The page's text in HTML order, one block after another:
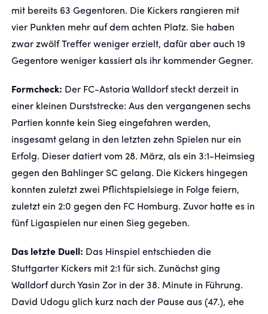
Präsentiert von
mit bereits 63 Gegentoren. Die Kickers rangieren mit
vier Punkten mehr auf dem achten Platz. Sie haben
zwar zwölf Treffer weniger erzielt, dafür aber auch 19
Gegentore weniger kassiert als ihr kommender Gegner.
Formcheck: Der FC-Astoria Walldorf steckt derzeit in
einer kleinen Durststrecke: Aus den vergangenen sechs
Partien konnte kein Sieg eingefahren werden,
insgesamt gelang in den letzten zehn Spielen nur ein
Erfolg. Dieser datiert vom 28. März, als ein 3:1-Heimsieg
gegen den Bahlinger SC gelang. Die Kickers hingegen
konnten zuletzt zwei Pflichtspielsiege in Folge feiern,
zuletzt ein 2:0 gegen den FC Homburg. Zuvor hatte es in
fünf Ligaspielen nur einen Sieg gegeben.
Das letzte Duell: Das Hinspiel entschieden die
Stuttgarter Kickers mit 2:1 für sich. Zunächst ging
Walldorf durch Yasin Zor in der 38. Minute in Führung.
David Udogu glich kurz nach der Pause aus (47.), ehe